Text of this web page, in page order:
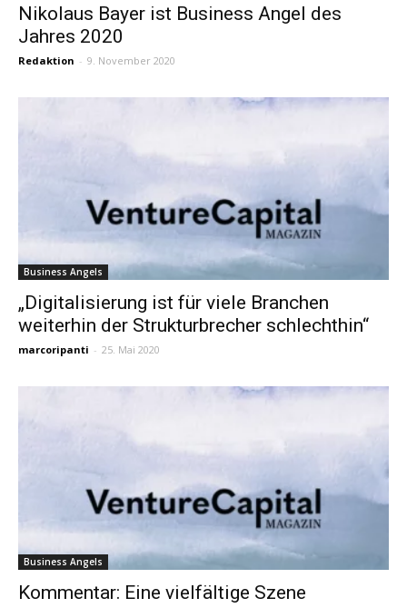
Nikolaus Bayer ist Business Angel des
Jahres 2020
Redaktion - 9. November 2020
Business Angels
„Digitalisierung ist für viele Branchen
weiterhin der Strukturbrecher schlechthin“
marcoripanti - 25. Mai 2020
Business Angels
Kommentar: Eine vielfältige Szene